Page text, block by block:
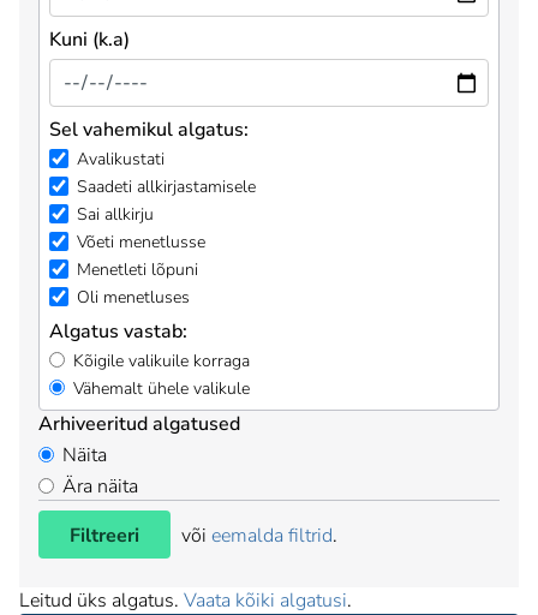
Kuni (k.a)
Sel vahemikul algatus:
Avalikustati
Saadeti allkirjastamisele
Sai allkirju
Võeti menetlusse
Menetleti lõpuni
Oli menetluses
Algatus vastab:
Kõigile valikuile korraga
Vähemalt ühele valikule
Arhiveeritud algatused
Näita
Ära näita
Filtreeri
või eemalda filtrid.
Leitud üks algatus. Vaata kõiki algatusi.